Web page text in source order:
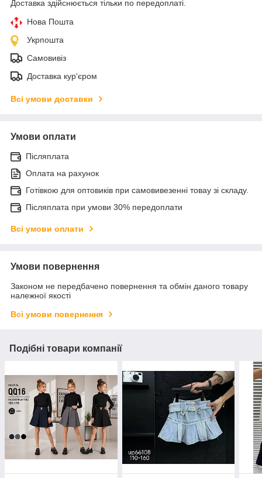
Доставка здійснюється тільки по передоплаті.
Нова Пошта
Укрпошта
Самовивіз
Доставка кур'єром
Всі умови доставки
Умови оплати
Післяплата
Оплата на рахунок
Готівкою для оптовиків при самовивезенні товау зі складу.
Післяплата при умови 30% передоплати
Всі умови оплати
Умови повернення
Законом не передбачено повернення та обмін даного товару
належної якості
Всі умови повернення
Подібні товари компанії